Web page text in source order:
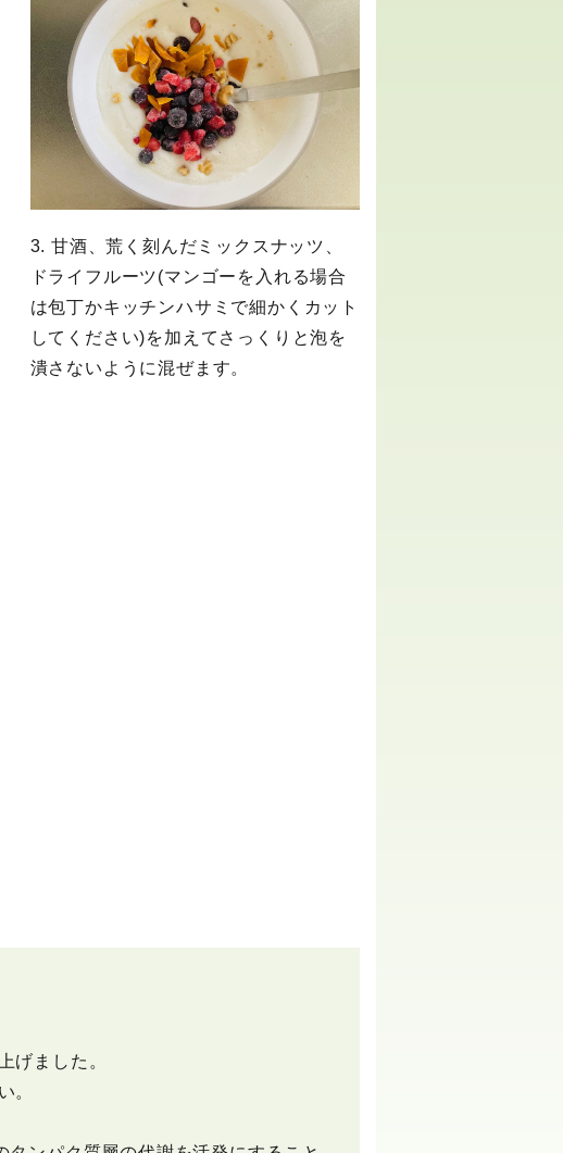
3. 甘酒、荒く刻んだミックスナッツ、
ドライフルーツ(マンゴーを入れる場合
は包丁かキッチンハサミで細かくカット
してください)を加えてさっくりと泡を
潰さないように混ぜます。
げました。
。